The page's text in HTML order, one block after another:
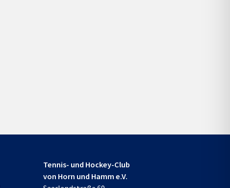
Tennis- und Hockey-Club
von Horn und Hamm e.V.